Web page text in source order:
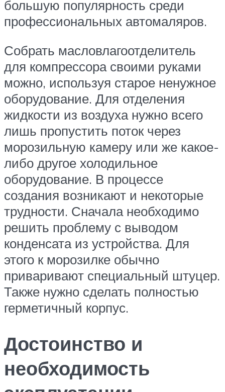
большую популярность среди
профессиональных автомаляров.
Собрать масловлагоотделитель
для компрессора своими руками
можно, используя старое ненужное
оборудование. Для отделения
жидкости из воздуха нужно всего
лишь пропустить поток через
морозильную камеру или же какое-
либо другое холодильное
оборудование. В процессе
создания возникают и некоторые
трудности. Сначала необходимо
решить проблему с выводом
конденсата из устройства. Для
этого к морозилке обычно
приваривают специальный штуцер.
Также нужно сделать полностью
герметичный корпус.
Достоинство и
необходимость